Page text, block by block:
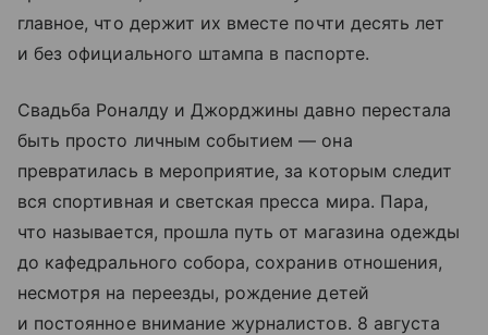
главное, что держит их вместе почти десять лет
и без официального штампа в паспорте.
Свадьба Роналду и Джорджины давно перестала
быть просто личным событием — она
превратилась в мероприятие, за которым следит
вся спортивная и светская пресса мира. Пара,
что называется, прошла путь от магазина одежды
до кафедрального собора, сохранив отношения,
несмотря на переезды, рождение детей
и постоянное внимание журналистов. 8 августа